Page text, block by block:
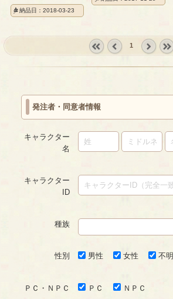
の
イ
ジ
納品日：2018-03-23
イ
ト
の
1
発注者・同意者情報
キャラクター
名
キャラクター
ID
種族
性別 男性 女性 不明
ＰＣ・ＮＰＣ ＰＣ ＮＰＣ